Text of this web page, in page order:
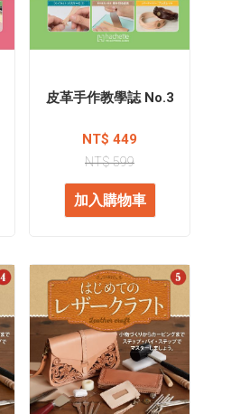
皮革手作教學誌 No.3
NT$ 449
NT$ 599
加入購物車